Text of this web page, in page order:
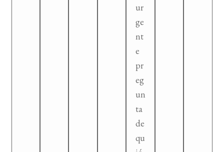
ur
ge
nt
e
pr
eg
un
ta
de
qu